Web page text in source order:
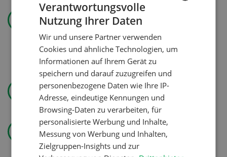
Betriebsführung
Kein Dauergarten ohne
Bewilligung
Wasser effizienter nutzen
Landtechnik
«Ich mag ebenso den
Pflanzenbau wie die
Verantwortungsvolle
Nutzung Ihrer Daten
Wir und unsere Partner verwenden
Cookies und ähnliche Technologien, um
Informationen auf Ihrem Gerät zu
speichern und darauf zuzugreifen und
personenbezogene Daten wie Ihre IP-
Adresse, eindeutige Kennungen und
Browsing-Daten zu verarbeiten, für
personalisierte Werbung und Inhalte,
Messung von Werbung und Inhalten,
Zielgruppen-Insights und zur